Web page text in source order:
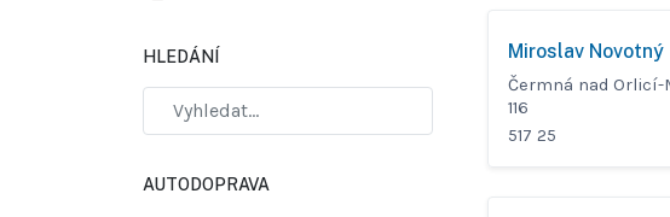
Miroslav Novotný
Čermná nad Orlicí-
116
517 25
HLEDÁNÍ
AUTODOPRAVA